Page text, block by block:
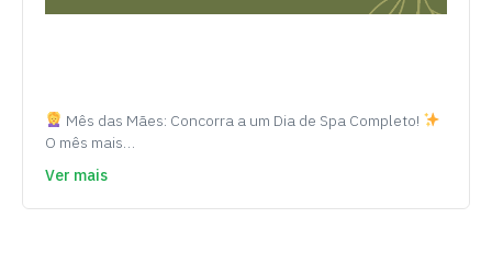
Mês das Mães: Concorra a um Dia de Spa Completo!
O mês mais…
Ver mais